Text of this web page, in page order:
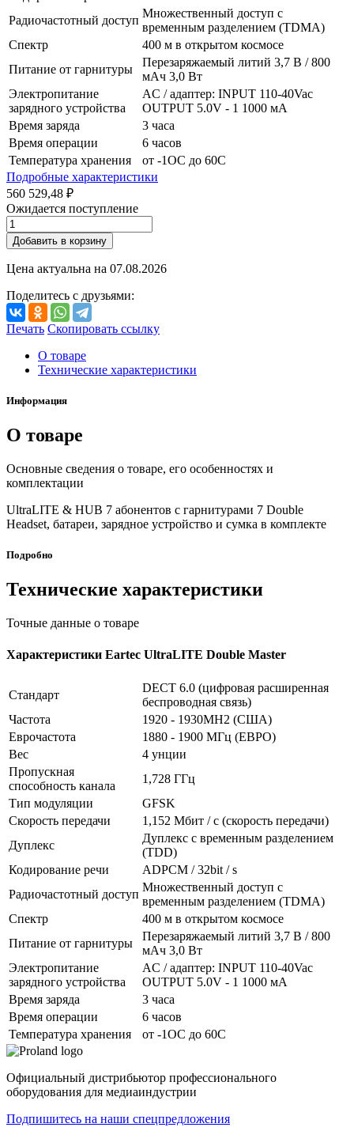
Радиочастотный доступ
Множественный доступ с
временным разделением (TDMA)
Спектр
400 м в открытом космосе
Питание от гарнитуры
Перезаряжаемый литий 3,7 В / 800
мАч 3,0 Вт
Электропитание
зарядного устройства
AC / адаптер: INPUT 110-40Vac
OUTPUT 5.0V - 1 1000 мА
Время заряда
3 часа
Время операции
6 часов
Температура хранения
от -1OC до 60C
Подробные характеристики
560 529,48 ₽
Ожидается поступление
Добавить в корзину
Цена актуальна на 07.08.2026
Поделитесь с друзьями:
Печать Скопировать ссылку
О товаре
Технические характеристики
Информация
О товаре
Основные сведения о товаре, его особенностях и
комплектации
UltraLITE & HUB 7 абонентов с гарнитурами 7 Double
Headset, батареи, зарядное устройство и сумка в комплекте
Подробно
Технические характеристики
Точные данные о товаре
Характеристики Eartec UltraLITE Double Master
Стандарт
DECT 6.0 (цифровая расширенная
беспроводная связь)
Частота
1920 - 1930MH2 (США)
Еврочастота
1880 - 1900 МГц (ЕВРО)
Вес
4 унции
Пропускная
способность канала
1,728 ГГц
Тип модуляции
GFSK
Скорость передачи
1,152 Мбит / с (скорость передачи)
Дуплекс
Дуплекс с временным разделением
(TDD)
Кодирование речи
ADPCM / 32bit / s
Радиочастотный доступ
Множественный доступ с
временным разделением (TDMA)
Спектр
400 м в открытом космосе
Питание от гарнитуры
Перезаряжаемый литий 3,7 В / 800
мАч 3,0 Вт
Электропитание
зарядного устройства
AC / адаптер: INPUT 110-40Vac
OUTPUT 5.0V - 1 1000 мА
Время заряда
3 часа
Время операции
6 часов
Температура хранения
от -1OC до 60C
Официальный дистрибьютор профессионального
оборудования для медиаиндустрии
Подпишитесь на наши спецпредложения